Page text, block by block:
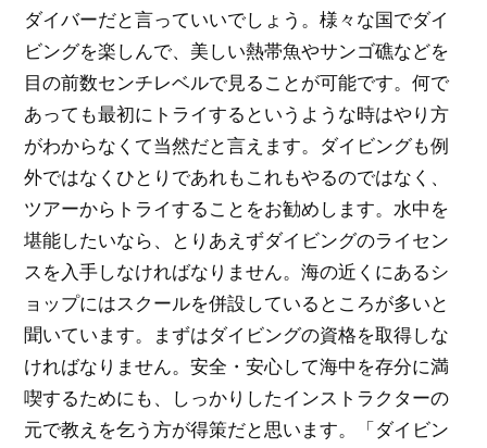
ダイバーだと言っていいでしょう。様々な国でダイ
ビングを楽しんで、美しい熱帯魚やサンゴ礁などを
目の前数センチレベルで見ることが可能です。何で
あっても最初にトライするというような時はやり方
がわからなくて当然だと言えます。ダイビングも例
外ではなくひとりであれもこれもやるのではなく、
ツアーからトライすることをお勧めします。水中を
堪能したいなら、とりあえずダイビングのライセン
スを入手しなければなりません。海の近くにあるシ
ョップにはスクールを併設しているところが多いと
聞いています。まずはダイビングの資格を取得しな
ければなりません。安全・安心して海中を存分に満
喫するためにも、しっかりしたインストラクターの
元で教えを乞う方が得策だと思います。「ダイビン